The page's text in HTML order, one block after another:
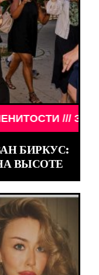
///
БИРКУС:
ВЫСОТЕ